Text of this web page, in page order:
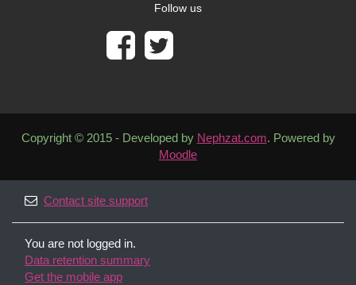
Follow us
Copyright © 2015 - Developed by Nephzat.com. Powered by
Moodle
Contact site support
You are not logged in.
Data retention summary
Get the mobile app